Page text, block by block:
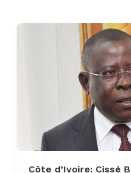
Côte d’Ivoire: Cissé